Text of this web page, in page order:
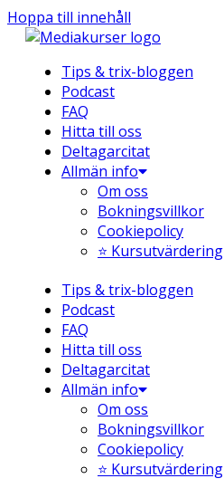
Hoppa till innehåll
Tips & trix-bloggen
Podcast
FAQ
Hitta till oss
Deltagarcitat
Allmän info
Om oss
Bokningsvillkor
Cookiepolicy
⭐ Kursutvärdering
Tips & trix-bloggen
Podcast
FAQ
Hitta till oss
Deltagarcitat
Allmän info
Om oss
Bokningsvillkor
Cookiepolicy
⭐ Kursutvärdering